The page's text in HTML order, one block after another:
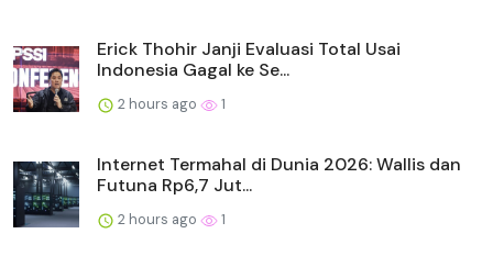
Erick Thohir Janji Evaluasi Total Usai
Indonesia Gagal ke Se...
2 hours ago 1
Internet Termahal di Dunia 2026: Wallis dan
Futuna Rp6,7 Jut...
2 hours ago 1